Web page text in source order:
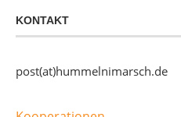
KONTAKT
post(at)hummelnimarsch.de